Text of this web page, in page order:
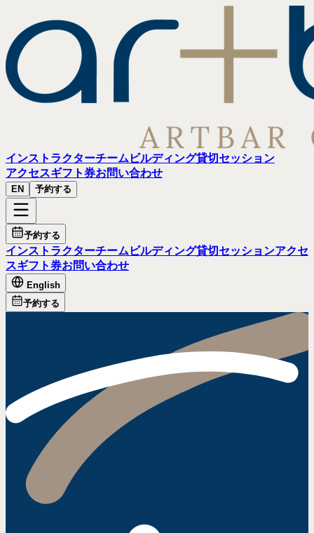
インストラクターチームビルディング貸切セッション
アクセスギフト券お問い​合わせ
EN 予約する
予約する
インストラクターチームビルディング貸切セッションアクセ
スギフト券お問い​合わせ
English
予約する